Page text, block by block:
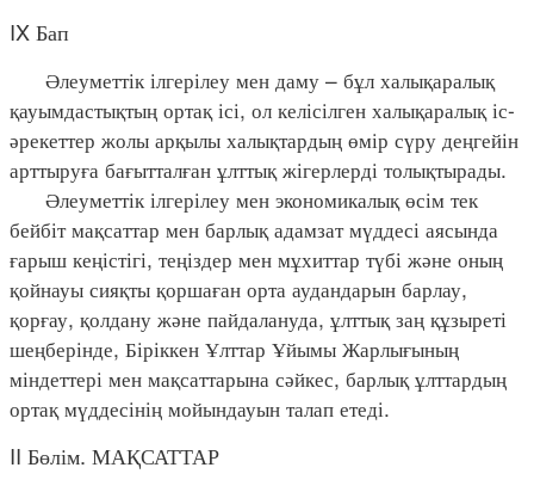
IX Бап
Әлеуметтік ілгерілеу мен даму – бұл халықаралық
қауымдастықтың ортақ ісі, ол келісілген халықаралық іс-
әрекеттер жолы арқылы халықтардың өмір сүру деңгейін
арттыруға бағытталған ұлттық жігерлерді толықтырады.
Әлеуметтік ілгерілеу мен экономикалық өсім тек
бейбіт мақсаттар мен барлық адамзат мүддесі аясында
ғарыш кеңістігі, теңіздер мен мұхиттар түбі және оның
қойнауы сияқты қоршаған орта аудандарын барлау,
қорғау, қолдану және пайдалануда, ұлттық заң құзыреті
шеңберінде, Біріккен Ұлттар Ұйымы Жарлығының
міндеттері мен мақсаттарына сәйкес, барлық ұлттардың
ортақ мүддесінің мойындауын талап етеді.
II Бөлім. МАҚСАТТАР